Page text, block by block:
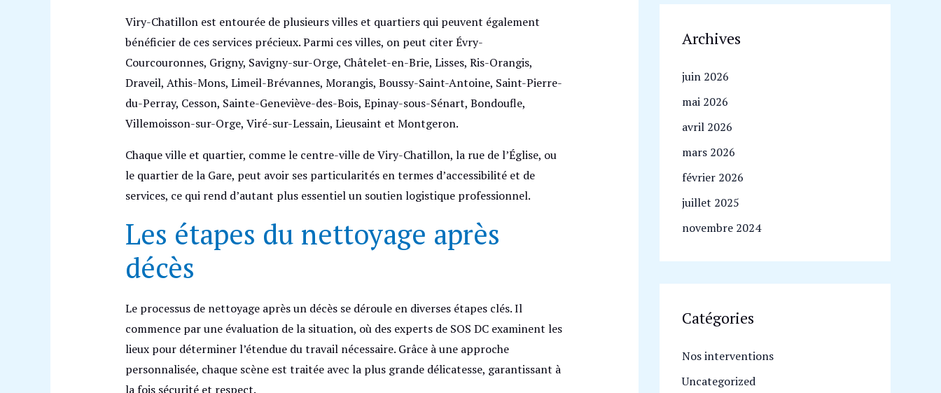
Viry-Chatillon est entourée de plusieurs villes et quartiers qui peuvent également
bénéficier de ces services précieux. Parmi ces villes, on peut citer Évry-
Courcouronnes, Grigny, Savigny-sur-Orge, Châtelet-en-Brie, Lisses, Ris-Orangis,
Draveil, Athis-Mons, Limeil-Brévannes, Morangis, Boussy-Saint-Antoine, Saint-Pierre-
du-Perray, Cesson, Sainte-Geneviève-des-Bois, Epinay-sous-Sénart, Bondoufle,
Villemoisson-sur-Orge, Viré-sur-Lessain, Lieusaint et Montgeron.
Chaque ville et quartier, comme le centre-ville de Viry-Chatillon, la rue de l’Église, ou
le quartier de la Gare, peut avoir ses particularités en termes d’accessibilité et de
services, ce qui rend d’autant plus essentiel un soutien logistique professionnel.
Les étapes du nettoyage après
décès
Le processus de nettoyage après un décès se déroule en diverses étapes clés. Il
commence par une évaluation de la situation, où des experts de SOS DC examinent les
lieux pour déterminer l’étendue du travail nécessaire. Grâce à une approche
personnalisée, chaque scène est traitée avec la plus grande délicatesse, garantissant à
la fois sécurité et respect.
Archives
juin 2026
mai 2026
avril 2026
mars 2026
février 2026
juillet 2025
novembre 2024
Catégories
Nos interventions
Uncategorized